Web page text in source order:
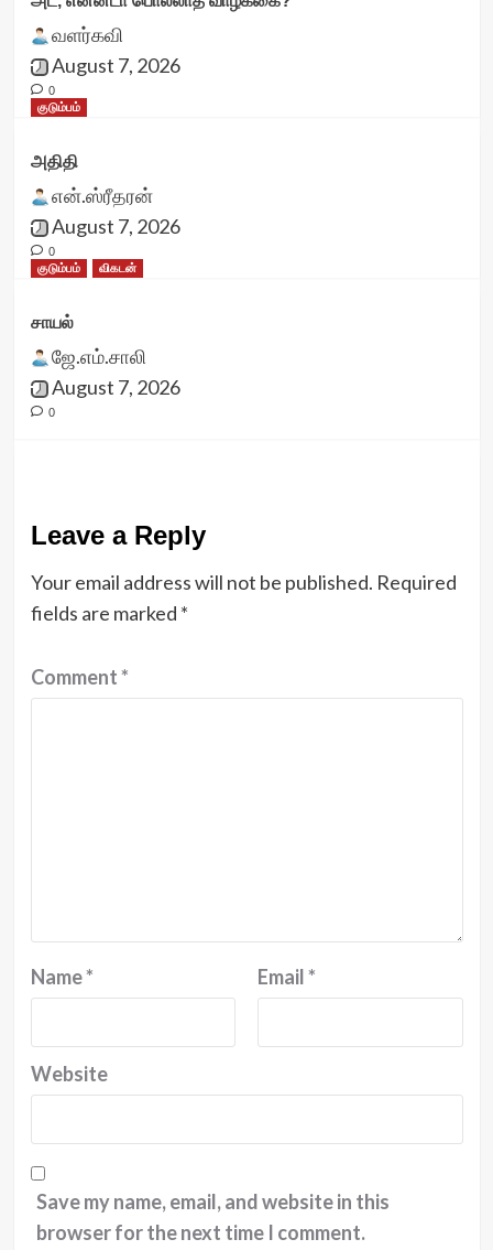
வளர்கவி
August 7, 2026
0
குடும்பம்
அதிதி
என்.ஸ்ரீதரன்
August 7, 2026
0
குடும்பம்
விகடன்
சாயல்
ஜே.எம்.சாலி
August 7, 2026
0
Leave a Reply
Your email address will not be published. Required
fields are marked *
Comment*
Name* Email*
Website
Save my name, email, and website in this
browser for the next time I comment.